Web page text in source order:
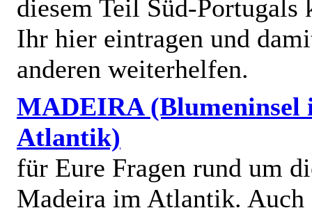
diesem Teil Süd-Portugals
Ihr hier eintragen und
anderen weiterhelfen.
MADEIRA (Blumeninsel
Atlantik)
für Eure Fragen rund um
Madeira im Atlantik. Auch